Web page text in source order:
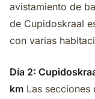
avistamiento de
de Cupidoskraal
con varias
Día 2:
km Las secciones